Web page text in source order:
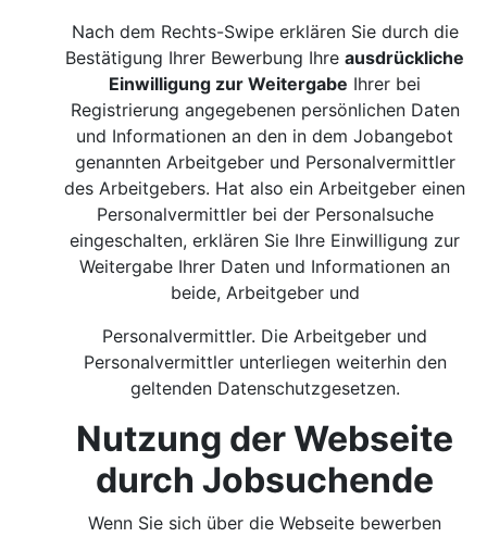
Nach dem Rechts-Swipe erklären Sie durch die
Bestätigung Ihrer Bewerbung Ihreausdrückliche
Einwilligung zur Weitergabe Ihrer bei
Registrierung angegebenen persönlichen Daten
und Informationen an den in dem Jobangebot
genannten Arbeitgeber und Personalvermittler
des Arbeitgebers. Hat also ein Arbeitgeber einen
Personalvermittler bei der Personalsuche
eingeschalten, erklären Sie Ihre Einwilligung zur
Weitergabe Ihrer Daten und Informationen an
beide, Arbeitgeber und
Personalvermittler. Die Arbeitgeber und
Personalvermittler unterliegen weiterhin den
geltenden Datenschutzgesetzen.
Nutzung der Webseite
durch Jobsuchende
Wenn Sie sich über die Webseite bewerben